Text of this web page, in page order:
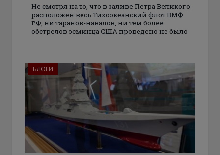
Не смотря на то, что в заливе Петра Великого
расположен весь Тихоокеанский флот ВМФ
РФ, ни таранов-навалов, ни тем более
обстрелов эсминца США проведено не было
БЛОГИ